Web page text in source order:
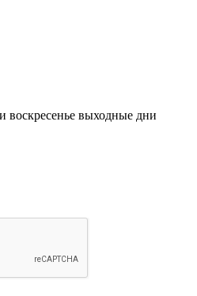
воскресенье выходные дни